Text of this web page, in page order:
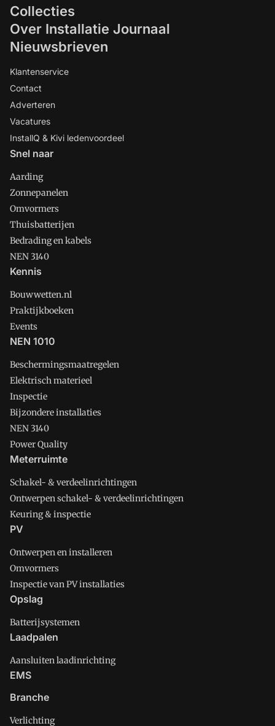
Collecties
Over Installatie Journaal
Nieuwsbrieven
Klantenservice
Contact
Adverteren
Vacatures
InstallQ & Kivi ledenvoordeel
Snel naar
Aarding
Zonnepanelen
Omvormers
Thuisbatterijen
Bedrading en kabels
NEN 3140
Kennis
Bouwwetten.nl
Praktijkboeken
Events
NEN 1010
Beschermingsmaatregelen
Elektrisch materieel
Inspectie
Bijzondere installaties
NEN 3140
Power Quality
Meterruimte
Schakel- & verdeelinrichtingen
Ontwerpen schakel- & verdeelinrichtingen
Keuring & inspectie
PV
Ontwerpen en installeren
Omvormers
Inspectie van PV installaties
Opslag
Batterijsystemen
Laadpalen
Aansluiten laadinrichting
EMS
Branche
Verlichting